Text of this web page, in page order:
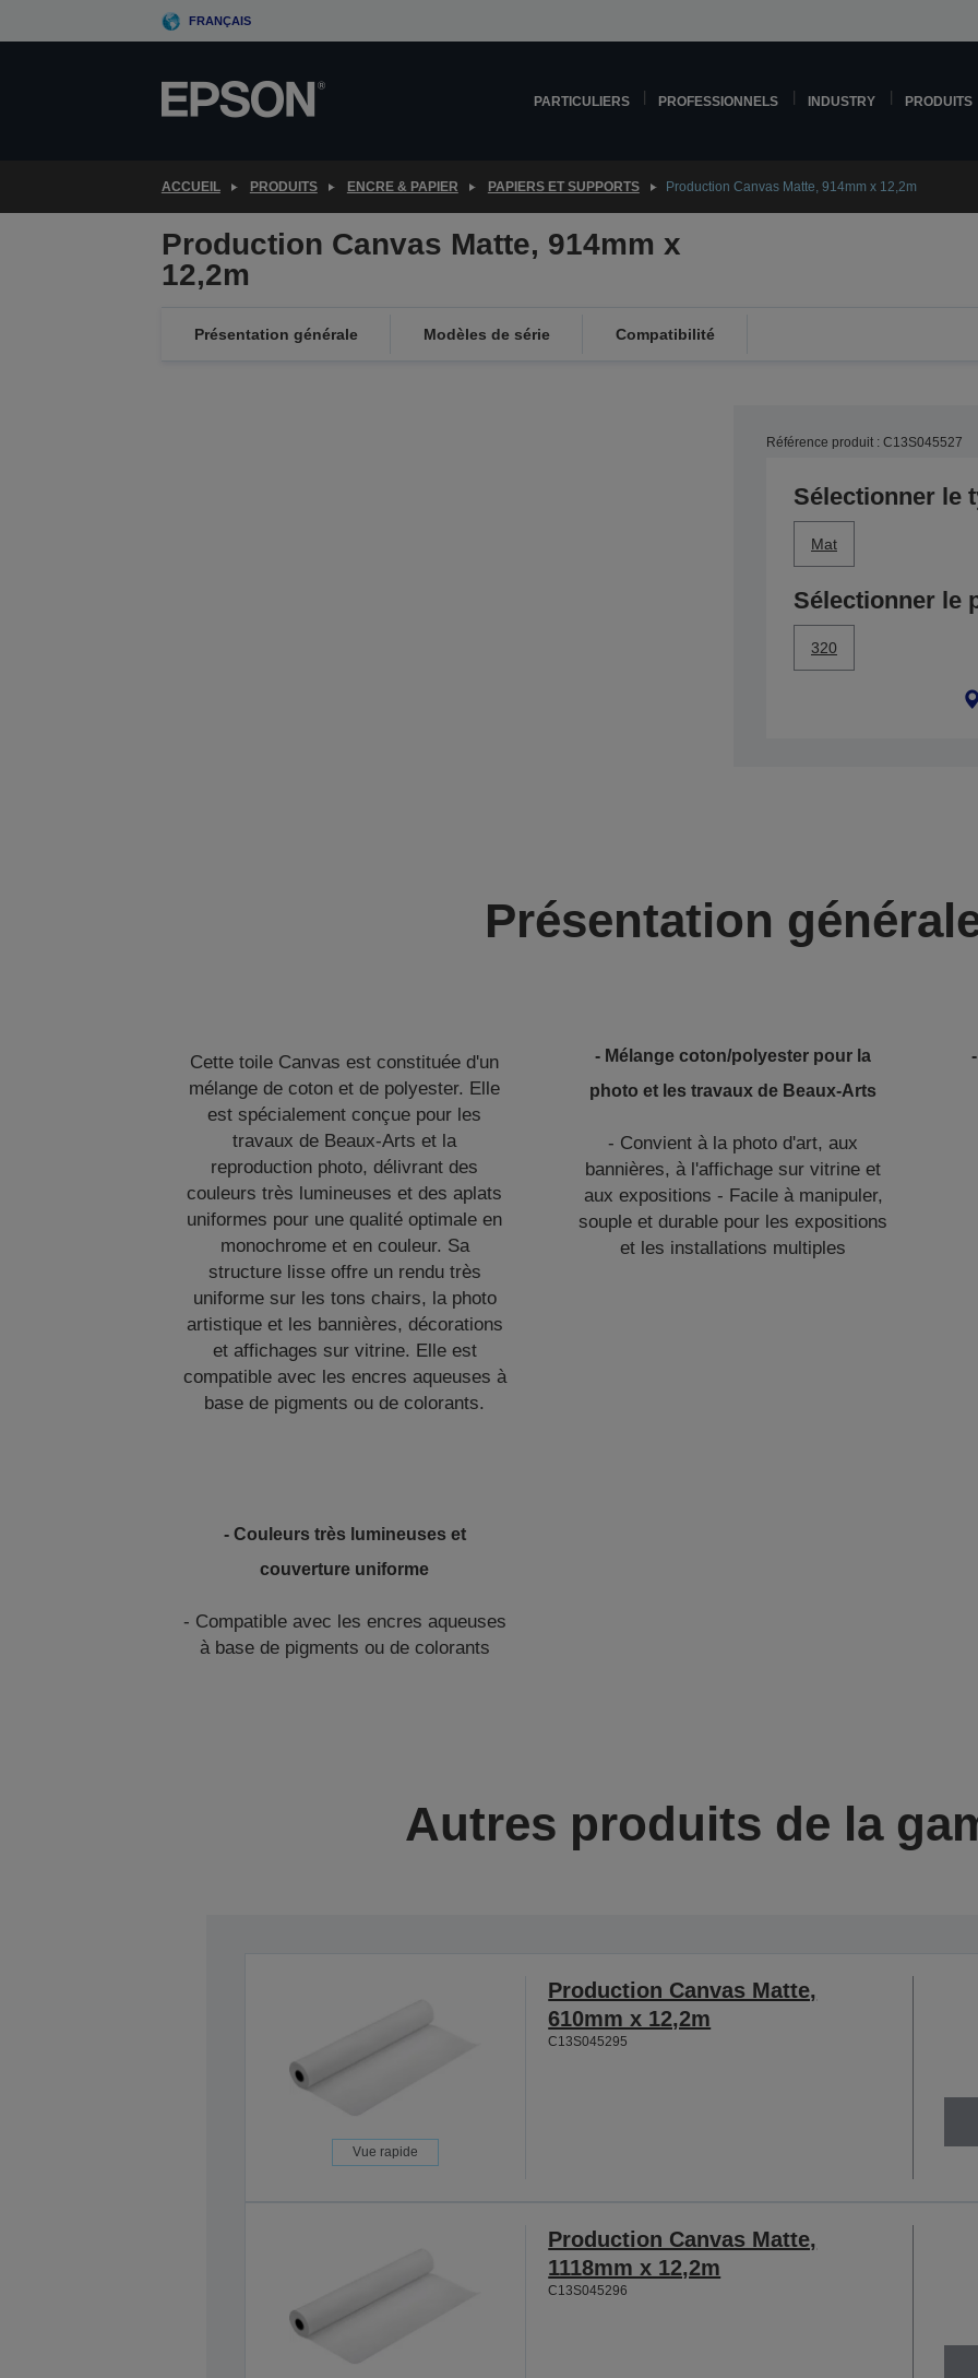
to
FRANÇAIS
PARTICULIERS PROFESSIONNELS INDUSTRY PRODUITS
ACCUEIL PRODUITS ENCRE & PAPIER PAPIERS ET SUPPORTS Production Canvas Matte, 914mm x 12,2m
Production Canvas Matte, 914mm x
12,2m
Présentation générale Modèles de série Compatibilité
Référence produit : C13S045527
Sélectionner le
Mat
Sélectionner le
320
Présentation
Cette toile Canvas est constituée d'un
mélange de coton et de polyester. Elle
est spécialement conçue pour les
travaux de Beaux-Arts et la
reproduction photo, délivrant des
couleurs très lumineuses et des aplats
uniformes pour une qualité optimale en
monochrome et en couleur. Sa
structure lisse offre un rendu très
uniforme sur les tons chairs, la photo
artistique et les bannières, décorations
et affichages sur vitrine. Elle est
compatible avec les encres aqueuses à
base de pigments ou de colorants.
- Mélange coton/polyester pour la
photo et les travaux de Beaux-Arts
- Convient à la photo d'art, aux
bannières, à l'affichage sur vitrine et
aux expositions - Facile à manipuler,
souple et durable pour les expositions
et les installations multiples
- Couleurs très lumineuses et
couverture uniforme
- Compatible avec les encres aqueuses
à base de pigments ou de colorants
Autres produits de la
Vue rapide
Production Canvas Matte,
610mm x 12,2m
C13S045295
Production Canvas Matte,
1118mm x 12,2m
C13S045296